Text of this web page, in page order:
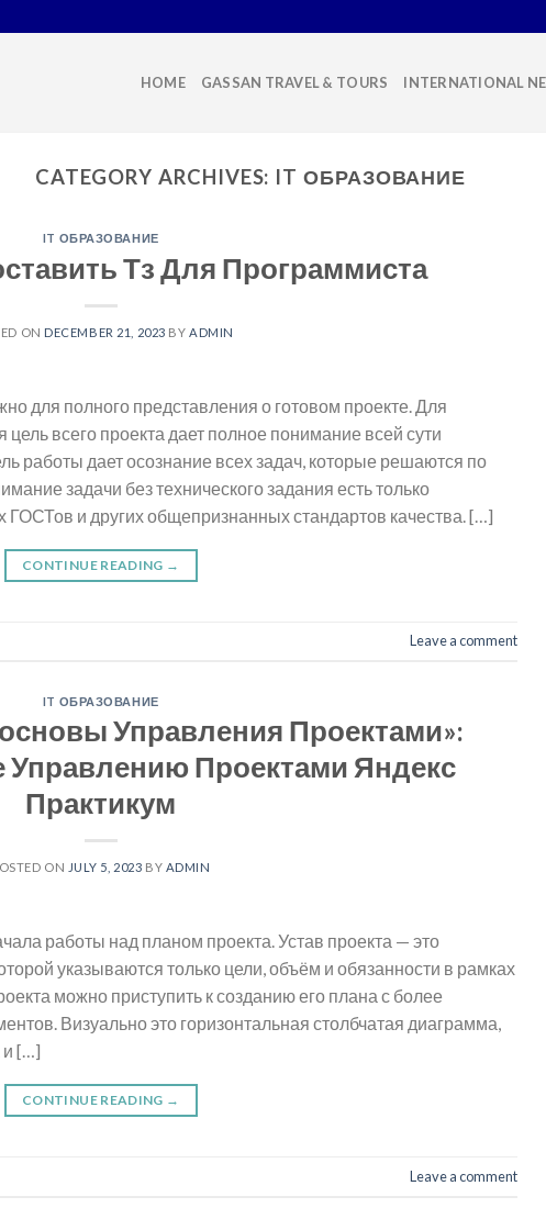
HOME GASSAN TRAVEL & TOURS INTERNATIONAL
CATEGORY ARCHIVES: IT ОБРАЗОВАНИЕ
IT ОБРАЗОВАНИЕ
Тз Для Программиста
ON DECEMBER 21, 2023 BYADMIN
для полного представления о готовом проекте. Для
всего проекта дает полное понимание всей сути
работы дает осознание всех задач, которые решаются по
задачи без технического задания есть только
ГОСТов и других общепризнанных стандартов качества. […]
CONTINUE READING →
Leave a comment
IT ОБРАЗОВАНИЕ
Управления Проектами»:
Управлению Проектами Яндекс
Практикум
ON JULY 5, 2023 BY ADMIN
работы над планом проекта. Устав проекта — это
указываются только цели, объём и обязанности в рамках
можно приступить к созданию его плана с более
Визуально это горизонтальная столбчатая диаграмма,
и […]
CONTINUE READING →
Leave a comment